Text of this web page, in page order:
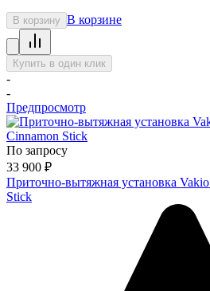
В корзину В корзине
Купить в один клик
-
-
Предпросмотр
По запросу
33 900 ₽
Приточно-вытяжная установка
Stick